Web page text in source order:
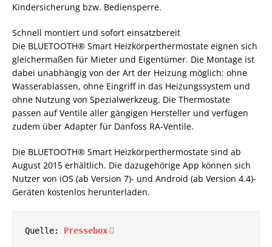
Kindersicherung bzw. Bediensperre.
Schnell montiert und sofort einsatzbereit
Die BLUETOOTH® Smart Heizkörperthermostate eignen sich
gleichermaßen für Mieter und Eigentümer. Die Montage ist
dabei unabhängig von der Art der Heizung möglich: ohne
Wasserablassen, ohne Eingriff in das Heizungssystem und
ohne Nutzung von Spezialwerkzeug. Die Thermostate
passen auf Ventile aller gängigen Hersteller und verfügen
zudem über Adapter für Danfoss RA-Ventile.
Die BLUETOOTH® Smart Heizkörperthermostate sind ab
August 2015 erhältlich. Die dazugehörige App können sich
Nutzer von iOS (ab Version 7)- und Android (ab Version 4.4)-
Geräten kostenlos herunterladen.
Quelle: Pressebox